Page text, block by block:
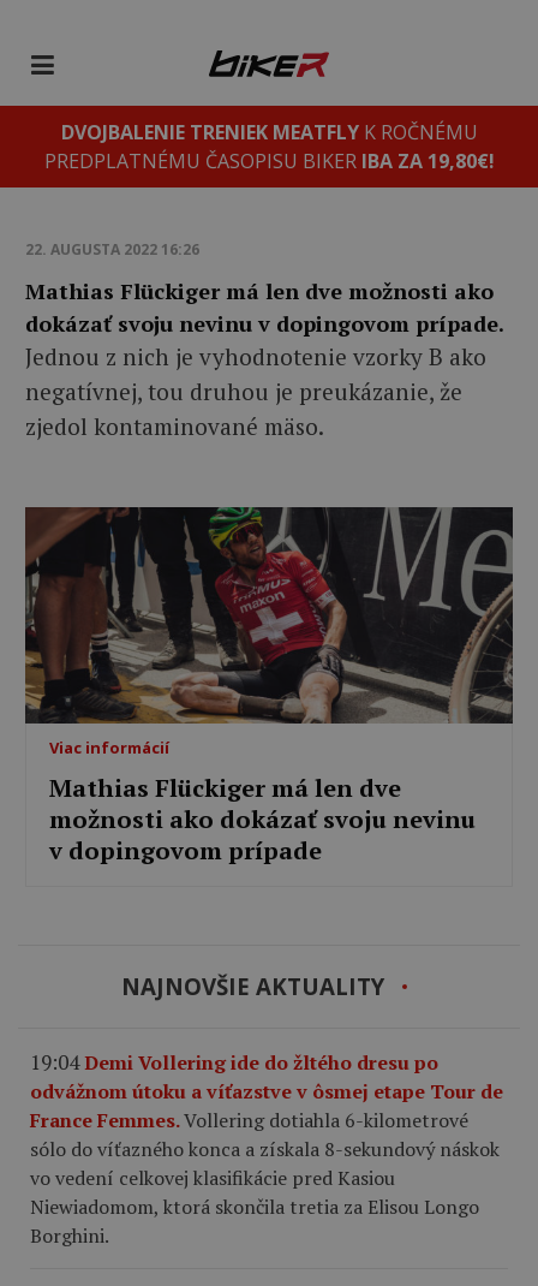
DVOJBALENIE TRENIEK MEATFLYK ROČNÉMU
PREDPLATNÉMU ČASOPISU BIKER IBA ZA 19,80€!
22. AUGUSTA 2022 16:26
Mathias Flückiger má len dve možnosti ako
dokázať svoju nevinu v dopingovom prípade.
Jednou z nich je vyhodnotenie vzorky B ako
negatívnej, tou druhou je preukázanie, že
zjedol kontaminované mäso.
Viac informácií
Mathias Flückiger má len dve
možnosti ako dokázať svoju nevinu
v dopingovom prípade
NAJNOVŠIE AKTUALITY
19:04Demi Vollering ide do žltého dresu po
odvážnom útoku a víťazstve v ôsmej etape Tour de
France Femmes.Vollering dotiahla 6-kilometrové
sólo do víťazného konca a získala 8-sekundový náskok
vo vedení celkovej klasifikácie pred Kasiou
Niewiadomom, ktorá skončila tretia za Elisou Longo
Borghini.